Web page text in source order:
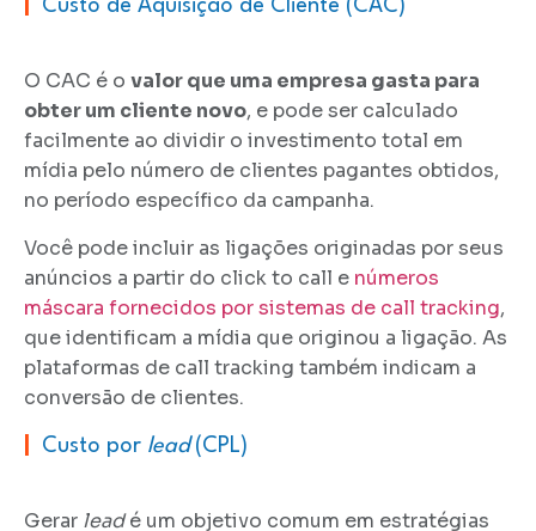
Custo de Aquisição de Cliente (CAC)
O CAC é o valor que uma empresa gasta para
obter um cliente novo, e pode ser calculado
facilmente ao dividir o investimento total em
mídia pelo número de clientes pagantes obtidos,
no período específico da campanha.
Você pode incluir as ligações originadas por seus
anúncios a partir do click to call e números
máscara fornecidos por sistemas de call tracking,
que identificam a mídia que originou a ligação. As
plataformas de call tracking também indicam a
conversão de clientes.
Custo por lead(CPL)
Gerar leadé um objetivo comum em estratégias